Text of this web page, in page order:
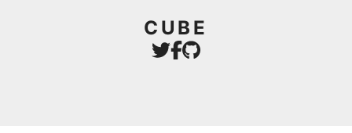
CUBE
Twitter
Facebook
GitHub